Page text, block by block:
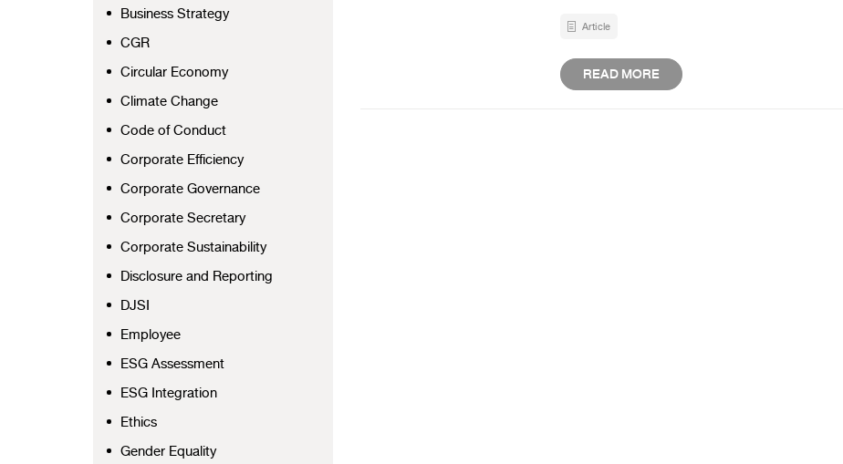
Business Strategy
CGR
Circular Economy
Climate Change
Code of Conduct
Corporate Efficiency
Corporate Governance
Corporate Secretary
Corporate Sustainability
Disclosure and Reporting
DJSI
Employee
ESG Assessment
ESG Integration
Ethics
Gender Equality
Article
READ MORE